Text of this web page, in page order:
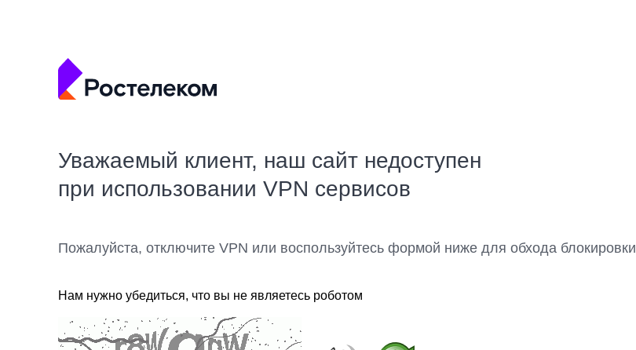
Уважаемый клиент, наш сайт недоступен
при использовании VPN сервисов
Пожалуйста, отключите VPN или воспользуйтесь формой ниже для обхода блокировки
Нам нужно убедиться, что вы не являетесь роботом